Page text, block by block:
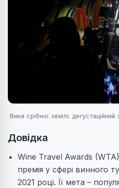
Вина срібної землі:
Довідка
Wine Travel Awards
премія у сфері винного
2021 році. Її мета –